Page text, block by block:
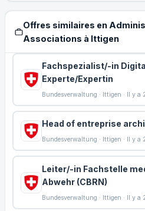
Offres similaires en
Associations à Ittigen
Fachspezialist/-in
Experte/Expertin
Bundesverwaltung · Ittigen · Il y a
Head of entreprise
Bundesverwaltung · Ittigen · Il y a
Leiter/-in Fachstelle
Abwehr (CBRN)
Bundesverwaltung · Ittigen · Il y a